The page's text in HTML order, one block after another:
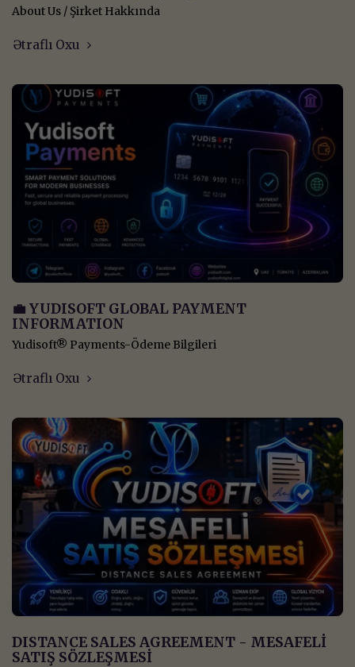
About Us / Şirket Hakkında
Ətraflı Oxu
💼 YUDISOFT GLOBAL PAYMENT
INFORMATION
Yudisoft® Payments-Ödeme Bilgileri
Ətraflı Oxu
DISTANCE SALES AGREEMENT - MESAFELİ
SATIŞ SÖZLEŞMESİ